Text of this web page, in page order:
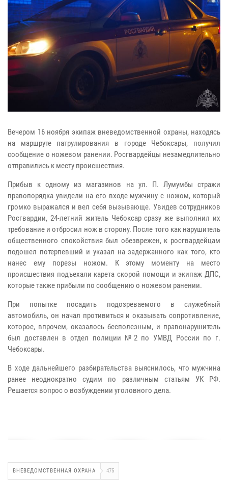
Вечером 16 ноября экипаж вневедомственной охраны, находясь
на маршруте патрулирования в городе Чебоксары, получил
сообщение о ножевом ранении. Росгвардейцы незамедлительно
отправились к месту происшествия.
Прибыв к одному из магазинов на ул. П. Лумумбы стражи
правопорядка увидели на его входе мужчину с ножом, который
громко выражался и вел себя вызывающе. Увидев сотрудников
Росгвардии, 24-летний житель Чебоксар сразу же выполнил их
требование и отбросил нож в сторону. После того как нарушитель
общественного спокойствия был обезврежен, к росгвардейцам
подошел потерпевший и указал на задержанного как того, кто
нанес ему порезы ножом. К этому моменту на место
происшествия подъехали карета скорой помощи и экипаж ДПС,
которые также прибыли по сообщению о ножевом ранении.
При попытке посадить подозреваемого в служебный
автомобиль, он начал противиться и оказывать сопротивление,
которое, впрочем, оказалось бесполезным, и правонарушитель
был доставлен в отдел полиции №2 по УМВД России по г.
Чебоксары.
В ходе дальнейшего разбирательства выяснилось, что мужчина
ранее неоднократно судим по различным статьям УК РФ.
Решается вопрос о возбуждении уголовного дела.
ВНЕВЕДОМСТВЕННАЯ ОХРАНА 475